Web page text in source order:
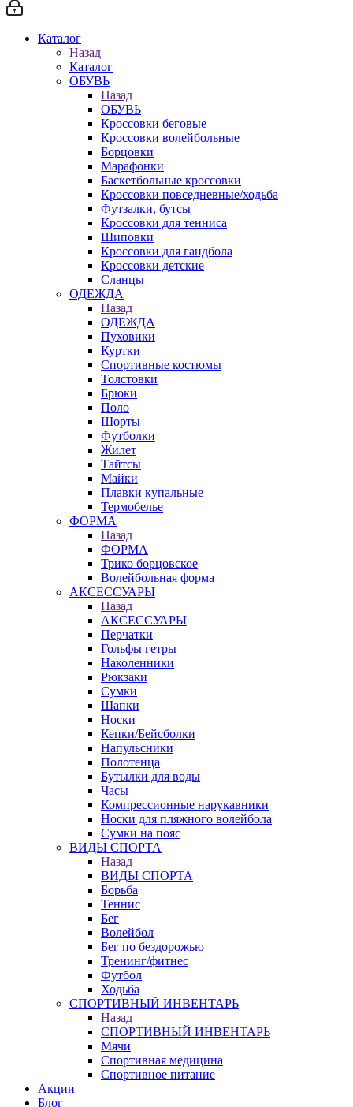
Каталог
Назад
Каталог
ОБУВЬ
Назад
ОБУВЬ
Кроссовки беговые
Кроссовки волейбольные
Борцовки
Марафонки
Баскетбольные кроссовки
Кроссовки повседневные/ходьба
Футзалки, бутсы
Кроссовки для тенниса
Шиповки
Кроссовки для гандбола
Кроссовки детские
Сланцы
ОДЕЖДА
Назад
ОДЕЖДА
Пуховики
Куртки
Спортивные костюмы
Толстовки
Брюки
Поло
Шорты
Футболки
Жилет
Тайтсы
Майки
Плавки купальные
Термобелье
ФОРМА
Назад
ФОРМА
Трико борцовское
Волейбольная форма
АКСЕССУАРЫ
Назад
АКСЕССУАРЫ
Перчатки
Гольфы гетры
Наколенники
Рюкзаки
Сумки
Шапки
Носки
Кепки/Бейсболки
Напульсники
Полотенца
Бутылки для воды
Часы
Компрессионные нарукавники
Носки для пляжного волейбола
Сумки на пояс
ВИДЫ СПОРТА
Назад
ВИДЫ СПОРТА
Борьба
Теннис
Бег
Волейбол
Бег по бездорожью
Тренинг/фитнес
Футбол
Ходьба
СПОРТИВНЫЙ ИНВЕНТАРЬ
Назад
СПОРТИВНЫЙ ИНВЕНТАРЬ
Мячи
Спортивная медицина
Спортивное питание
Акции
Блог